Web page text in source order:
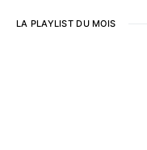
LA PLAYLIST DU MOIS